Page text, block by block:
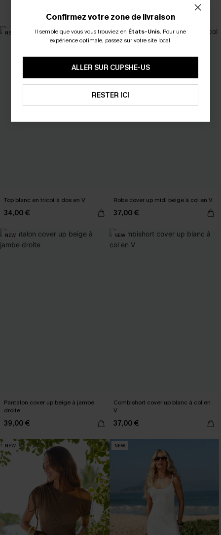
NEW
Top blanc en tricot à dos en V
34,00 €
NEW
Robe cover up midi beige à col en V
37,00 €
NEW
Pantalon cover up beige à jambe
droite
39,00 €
NEW
Combishort cover up blanc à col en
V
37,00 €
NEW NEW
Confirmez votre zone de livraison
Il semble que vous vous trouviez en États-Unis. Pour une
expérience optimale, passez sur votre site local.
ALLER SUR CUPSHE-US
RESTER ICI